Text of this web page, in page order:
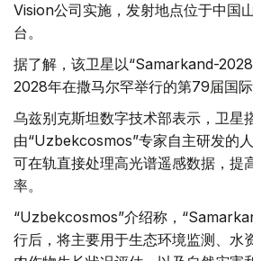
Vision公司实施，发射地点位于中国
台。
据了解，该卫星以“Samarkand-
2028年在撒马尔罕举行的第79届国际
乌兹别克斯坦数字技术部表示，卫星
由“Uzbekcosmos”专家自主研发的
可在轨直接处理高光谱遥感数据，提
率。
“Uzbekcosmos”介绍称，
行后，将主要用于生态环境监测、水